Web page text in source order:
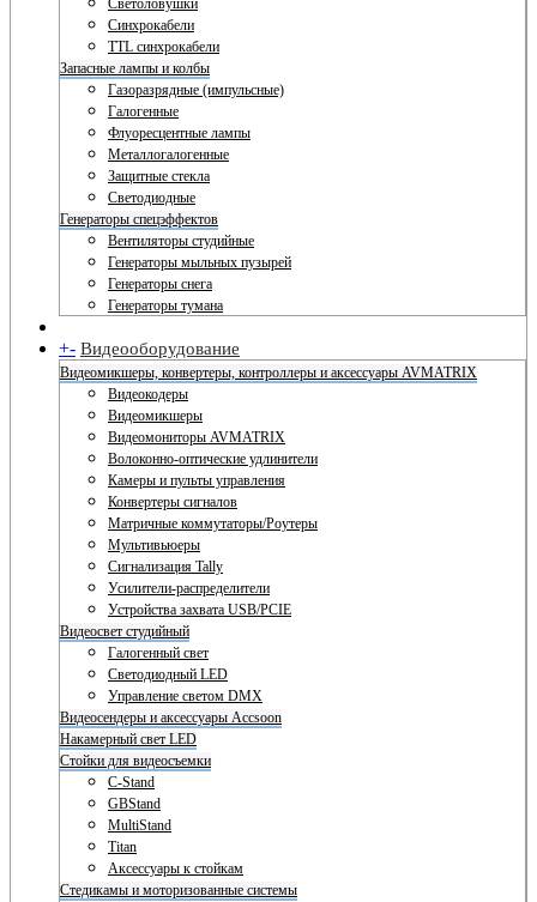
Светоловушки
Синхрокабели
TTL синхрокабели
Запасные лампы и колбы
Газоразрядные (импульсные)
Галогенные
Флуоресцентные лампы
Металлогалогенные
Защитные стекла
Светодиодные
Генераторы спецэффектов
Вентиляторы студийные
Генераторы мыльных пузырей
Генераторы снега
Генераторы тумана
+- Видеооборудование
Видеомикшеры, конвертеры, контроллеры и аксессуары AVMATRIX
Видеокодеры
Видеомикшеры
Видеомониторы AVMATRIX
Волоконно-оптические удлинители
Камеры и пульты управления
Конвертеры сигналов
Матричные коммутаторы/Роутеры
Мультивьюеры
Сигнализация Tally
Усилители-распределители
Устройства захвата USB/PCIE
Видеосвет студийный
Галогенный свет
Светодиодный LED
Управление светом DMX
Видеосендеры и аксессуары Accsoon
Накамерный свет LED
Стойки для видеосъемки
C-Stand
GBStand
MultiStand
Titan
Аксессуары к стойкам
Стедикамы и моторизованные системы